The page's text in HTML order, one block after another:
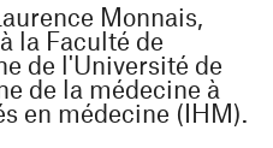
Monnais,
la Faculté de
de l'Université de
de la médecine à
en médecine (IHM).